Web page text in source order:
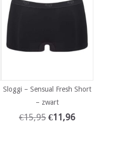
Sloggi – Sensual Fresh Short
– zwart
€15,95 €11,96